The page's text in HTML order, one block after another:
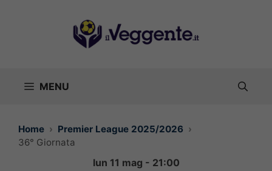
MENU
Home
Premier League 2025/2026
36° Giornata
lun 11 mag - 21:00